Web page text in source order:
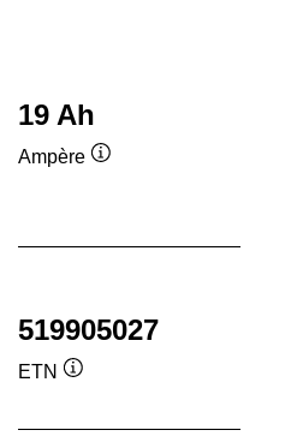
19 Ah
Ampère
tool
519905027
ETN
de